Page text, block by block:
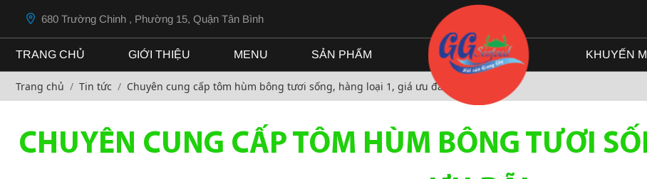
680 Trường Chinh , Phường 15, Quận Tân Bình
TRANG CHỦ GIỚI THIỆU MENU SẢN PHẨM KHUYẾN
Trang chủ Tin tức Chuyên cung cấp tôm hùm bông tươi sống, hàng loại 1, giá ưu đãi
CHUYÊN CUNG CẤP TÔM HÙM BÔNG TƯƠI